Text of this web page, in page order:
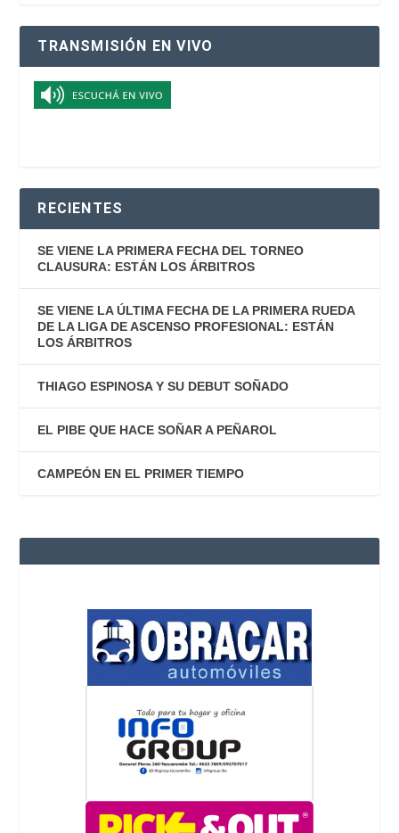
TRANSMISIÓN EN VIVO
RECIENTES
SE VIENE LA PRIMERA FECHA DEL TORNEO
CLAUSURA: ESTÁN LOS ÁRBITROS
SE VIENE LA ÚLTIMA FECHA DE LA PRIMERA RUEDA
DE LA LIGA DE ASCENSO PROFESIONAL: ESTÁN
LOS ÁRBITROS
THIAGO ESPINOSA Y SU DEBUT SOÑADO
EL PIBE QUE HACE SOÑAR A PEÑAROL
CAMPEÓN EN EL PRIMER TIEMPO